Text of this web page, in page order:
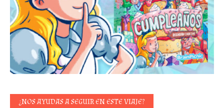
¿NOS AYUDAS A SEGUIR EN ESTE VIAJE?